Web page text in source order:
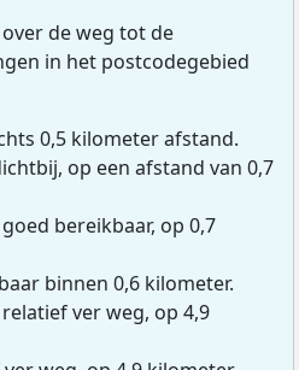
de weg tot de
in het postcodegebied
0,5 kilometer afstand.
op een afstand van 0,7
bereikbaar, op 0,7
binnen 0,6 kilometer.
ver weg, op 4,9